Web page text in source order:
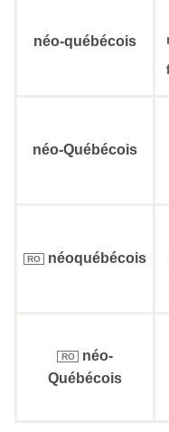
néo-québécois
néo-Québécois
RO néoquébécois
RO
néo-
Québécois